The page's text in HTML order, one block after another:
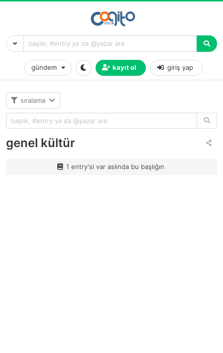
gündem kayıt ol giriş yap
sıralama
genel kültür
1 entry'si var aslında bu başlığın